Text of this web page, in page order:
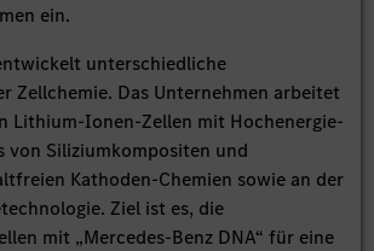
ein.
unterschiedliche
Zellchemie. Das Unternehmen arbeitet
Lithium-Ionen-Zellen mit Hochenergie-
von Siliziumkompositen und
Kathoden-Chemien sowie an der
Ziel ist es, die
mit „Mercedes-Benz DNA“ für eine